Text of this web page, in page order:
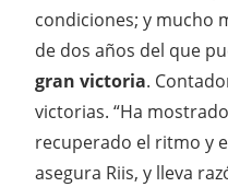
condiciones; y mucho
de dos años del que
gran victoria.
victorias. “Ha
recuperado el ritmo y
asegura Riis, y lleva